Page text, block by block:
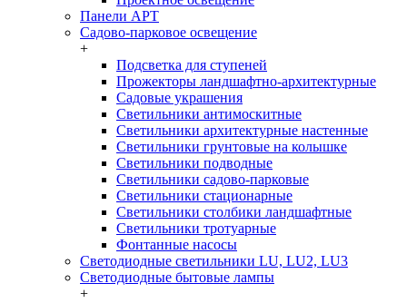
Панели АРТ
Садово-парковое освещение
+
Подсветка для ступеней
Прожекторы ландшафтно-архитектурные
Садовые украшения
Светильники антимоскитные
Светильники архитектурные настенные
Светильники грунтовые на колышке
Светильники подводные
Светильники садово-парковые
Светильники стационарные
Светильники столбики ландшафтные
Светильники тротуарные
Фонтанные насосы
Светодиодные светильники LU, LU2, LU3
Светодиодные бытовые лампы
+